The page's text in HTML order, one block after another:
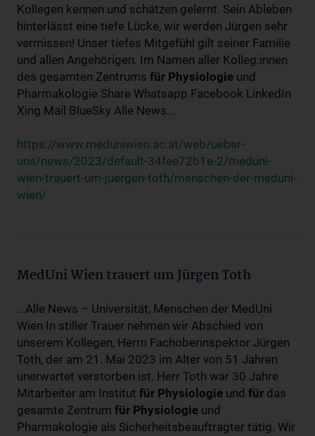
Kollegen kennen und schätzen gelernt. Sein Ableben
hinterlässt eine tiefe Lücke, wir werden Jürgen sehr
vermissen! Unser tiefes Mitgefühl gilt seiner Familie
und allen Angehörigen. Im Namen aller Kolleg:innen
des gesamten Zentrums für Physiologie und
Pharmakologie Share Whatsapp Facebook LinkedIn
Xing Mail BlueSky Alle News...
https://www.meduniwien.ac.at/web/ueber-
uns/news/2023/default-34fee72b1e-2/meduni-
wien-trauert-um-juergen-toth/menschen-der-meduni-
wien/
MedUni Wien trauert um Jürgen Toth
...Alle News – Universität, Menschen der MedUni
Wien In stiller Trauer nehmen wir Abschied von
unserem Kollegen, Herrn Fachoberinspektor Jürgen
Toth, der am 21. Mai 2023 im Alter von 51 Jahren
unerwartet verstorben ist. Herr Toth war 30 Jahre
Mitarbeiter am Institut für Physiologie und für das
gesamte Zentrum für Physiologie und
Pharmakologie als Sicherheitsbeauftragter tätig. Wir